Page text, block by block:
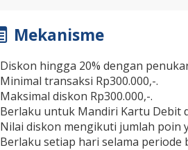
Mekanisme
Diskon hingga 20% dengan
Minimal transaksi Rp300.000,-.
Maksimal diskon Rp300.000,-.
Berlaku untuk Mandiri Kartu Debit
Nilai diskon mengikuti jumlah poin
Berlaku setiap hari selama periode